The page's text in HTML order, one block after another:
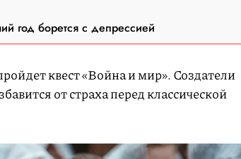
год борется с депрессией
квест «Война и мир». Создатели
от страха перед классической